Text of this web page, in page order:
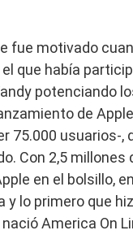
fue motivado
que había
potenciando
de Apple
75.000 usuarios-,
Con 2,5 millones
en el bolsillo,
y lo primero que
America On